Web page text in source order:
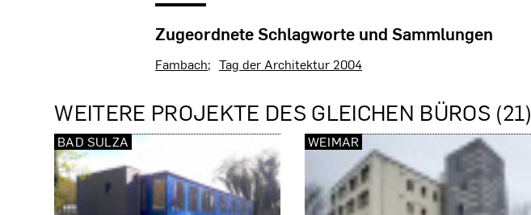
Zugeordnete Schlagworte und Sammlungen
Fambach Tag der Architektur 2004
WEITERE PROJEKTE DES GLEICHEN BÜROS (21)
BAD SULZA WEIMAR